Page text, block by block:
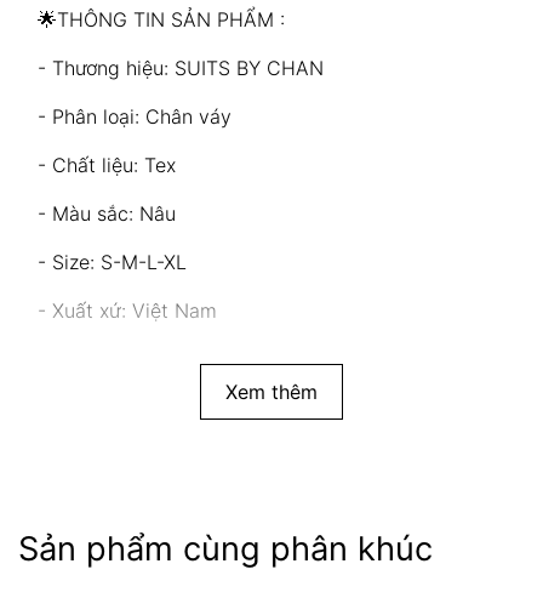
🌟THÔNG TIN SẢN PHẨM :
- Thương hiệu: SUITS BY CHAN
- Phân loại: Chân váy
- Chất liệu: Tex
- Màu sắc: Nâu
- Size: S-M-L-XL
- Xuất xứ: Việt Nam
Xem thêm
Sản phẩm cùng phân khúc